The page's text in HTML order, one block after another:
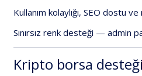
Kullanım kolaylığı, SEO dostu ve
Sınırsız renk desteği — admin
Kripto borsa